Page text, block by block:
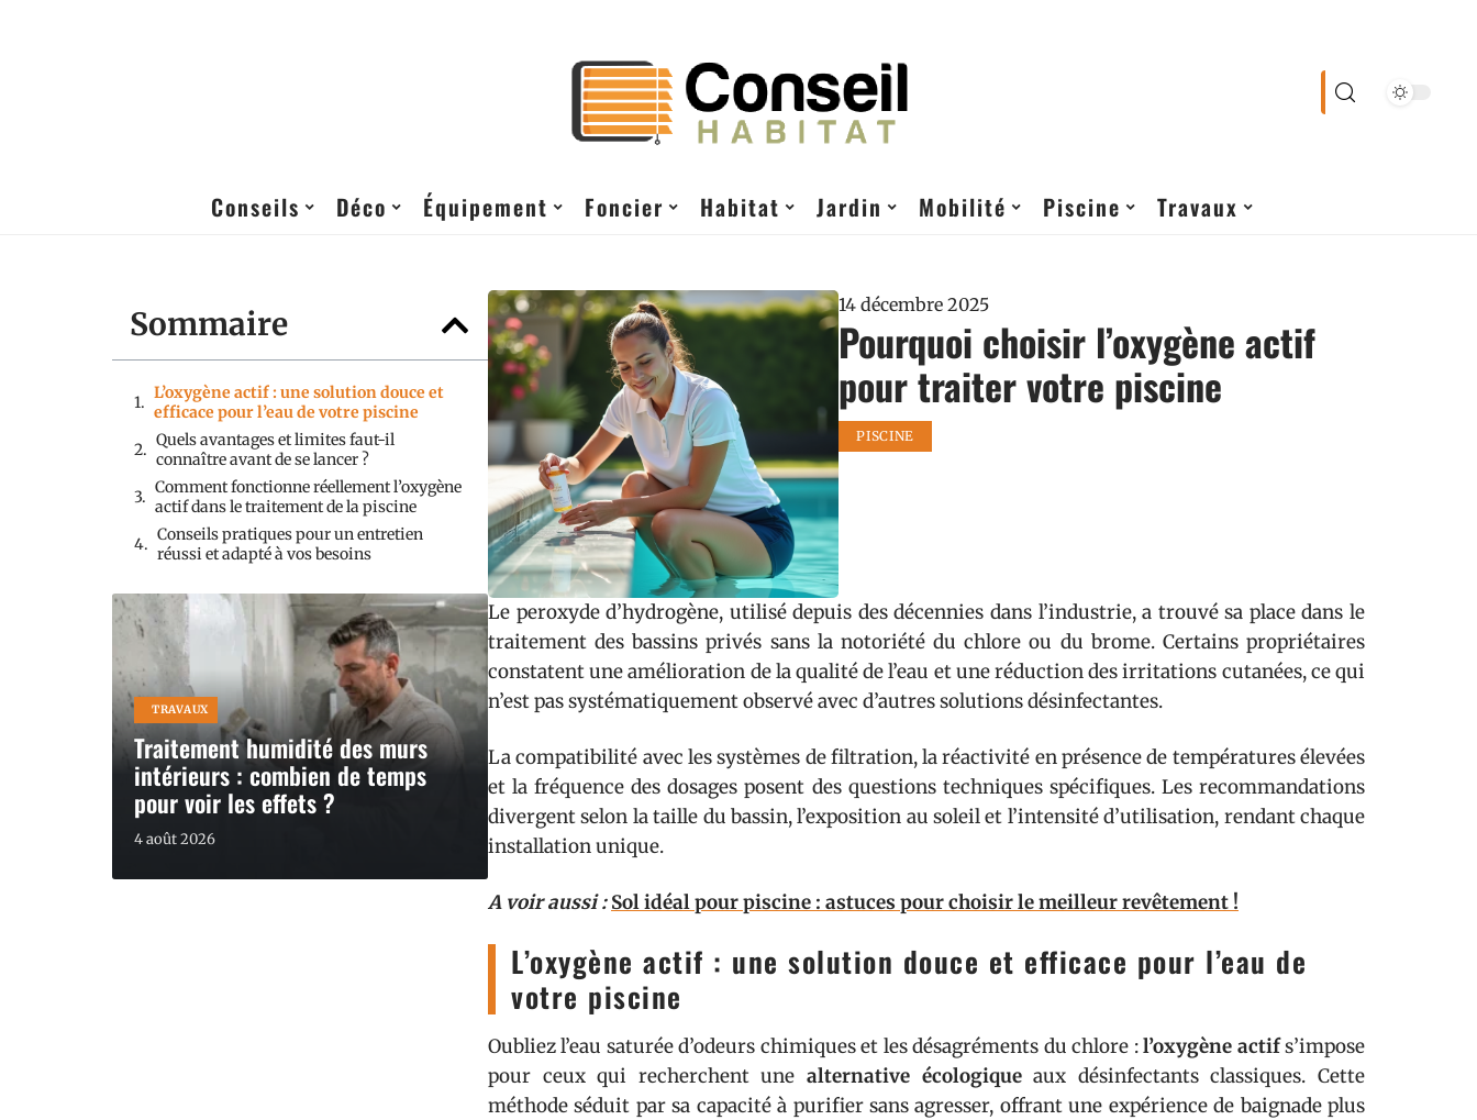
Conseils Déco Équipement Foncier Habitat Jardin Mobilité Piscine Travaux
Sommaire
L’oxygène actif : une solution douce et
efficace pour l’eau de votre piscine
Quels avantages et limites faut-il
connaître avant de se lancer ?
Comment fonctionne réellement l’oxygène
actif dans le traitement de la piscine
Conseils pratiques pour un entretien
réussi et adapté à vos besoins
TRAVAUX
Traitement humidité des murs
intérieurs : combien de temps
pour voir les effets ?
4 août 2026
14 décembre 2025
Pourquoi choisir l’oxygène actif
pour traiter votre piscine
PISCINE
Le peroxyde d’hydrogène, utilisé depuis des décennies dans l’industrie, a trouvé sa place dans le
traitement des bassins privés sans la notoriété du chlore ou du brome. Certains propriétaires
constatent une amélioration de la qualité de l’eau et une réduction des irritations cutanées, ce qui
n’est pas systématiquement observé avec d’autres solutions désinfectantes.
La compatibilité avec les systèmes de filtration, la réactivité en présence de températures élevées
et la fréquence des dosages posent des questions techniques spécifiques. Les recommandations
divergent selon la taille du bassin, l’exposition au soleil et l’intensité d’utilisation, rendant chaque
installation unique.
A voir aussi : Sol idéal pour piscine : astuces pour choisir le meilleur revêtement !
L’oxygène actif : une solution douce et efficace pour l’eau de
votre piscine
Oubliez l’eau saturée d’odeurs chimiques et les désagréments du chlore :l’oxygène actifs’impose
pour ceux qui recherchent une alternative écologiqueaux désinfectants classiques. Cette
méthode séduit par sa capacité à purifier sans agresser, offrant une expérience de baignade plus